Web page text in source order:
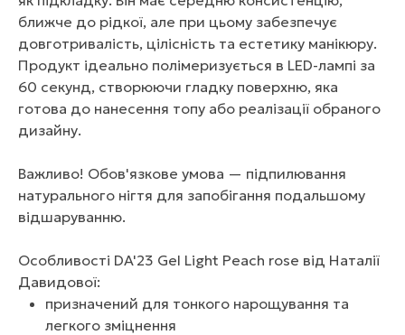
ближче до рідкої, але при цьому забезпечує
довготривалість, цілісність та естетику манікюру.
Продукт ідеально полімеризується в LED-лампі за
60 секунд, створюючи гладку поверхню, яка
готова до нанесення топу або реалізації обраного
дизайну.
Важливо! Обов'язкове умова — підпилювання
натурального нігтя для запобігання подальшому
відшаруванню.
Особливості DA'23 Gel Light Peach rose від Наталії
Давидової:
призначений для тонкого нарощування та
легкого зміцнення